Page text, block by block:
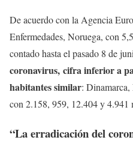
De acuerdo con la Agencia
Enfermedades, Noruega, con
contado hasta el pasado 8 de
coronavirus, cifra inferior a
habitantes similar:
con 2.158, 959, 12.404 y 4.941
“La erradicación del